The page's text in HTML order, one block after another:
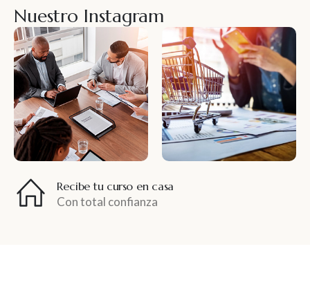
Nuestro Instagram
Recibe tu curso en casa
Con total confianza